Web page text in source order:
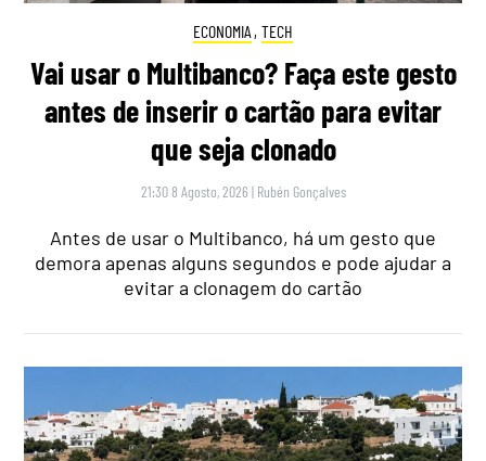
ECONOMIA , TECH
Vai usar o Multibanco? Faça este gesto
antes de inserir o cartão para evitar
que seja clonado
21:30 8 Agosto, 2026 | Rubén Gonçalves
Antes de usar o Multibanco, há um gesto que
demora apenas alguns segundos e pode ajudar a
evitar a clonagem do cartão